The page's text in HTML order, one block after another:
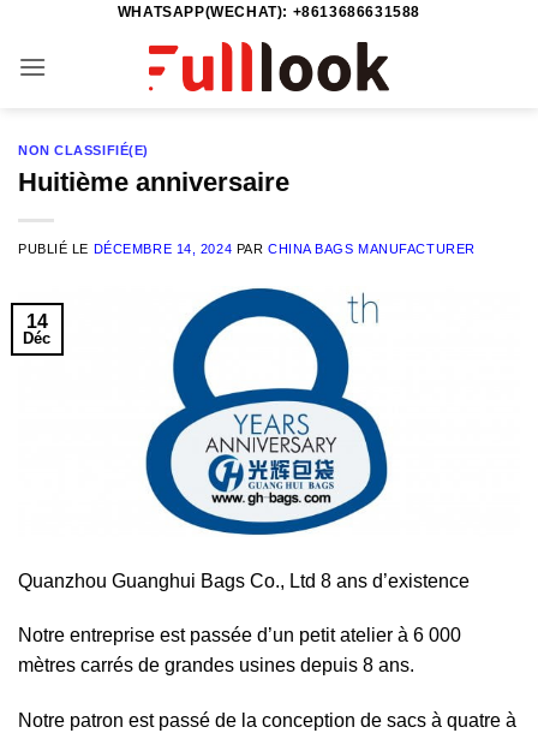
contenu
WHATSAPP(WECHAT): +8613686631588
NON CLASSIFIÉ(E)
Huitième anniversaire
PUBLIÉ LE DÉCEMBRE 14, 2024 PAR CHINA BAGS MANUFACTURER
14
Déc
Quanzhou Guanghui Bags Co., Ltd 8 ans d’existence
Notre entreprise est passée d’un petit atelier à 6 000
mètres carrés de grandes usines depuis 8 ans.
Notre patron est passé de la conception de sacs à quatre à